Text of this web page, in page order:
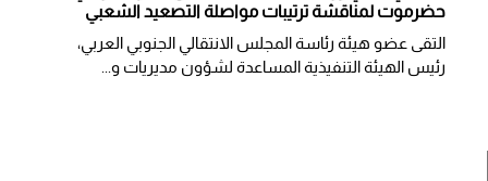
حضرموت لمناقشة ترتيبات مواصلة التصعيد الشعبي
التقى عضو هيئة رئاسة المجلس الانتقالي الجنوبي العربي،
رئيس الهيئة التنفيذية المساعدة لشؤون مديريات و...